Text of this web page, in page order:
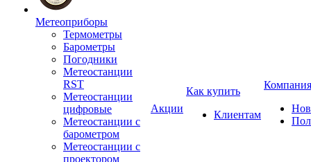
Метеоприборы
Термометры
Барометры
Погодники
Метеостанции
RST
Метеостанции
цифровые
Метеостанции с
барометром
Метеостанции с
проектором
Акции
Как купить
Клиентам
Компания